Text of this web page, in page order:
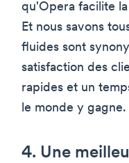
qu'Opera facilite
Et nous savons
fluides sont
satisfaction des
rapides et un
le monde y gagne.
4. Une